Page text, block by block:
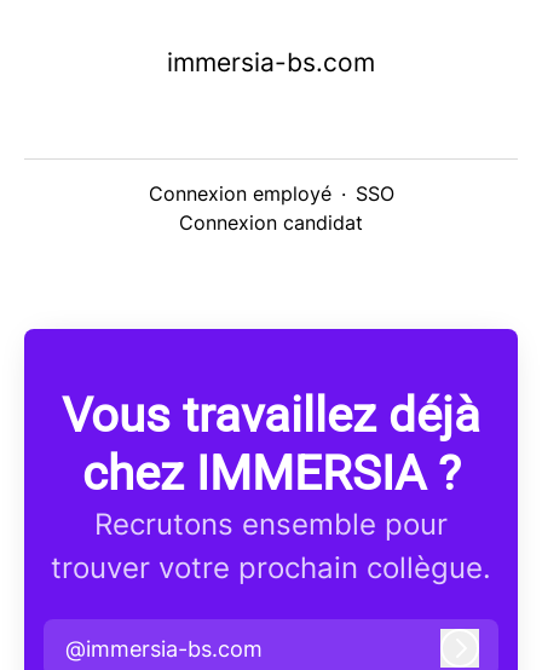
immersia-bs.com
Connexion employé · SSO
Connexion candidat
Vous travaillez déjà
chez IMMERSIA ?
Recrutons ensemble pour
trouver votre prochain collègue.
@immersia-bs.com